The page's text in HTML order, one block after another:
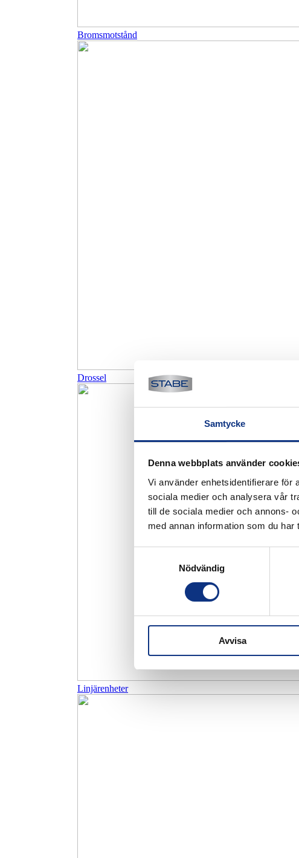
Samtycke
Denna webbplats använder
Vi använder enhetsidentifierare för
sociala medier och analysera vår
till de sociala medier och annons-
med annan information som du
Nödvändig
Avvisa
Bromsmotstånd
Drossel
Linjärenheter